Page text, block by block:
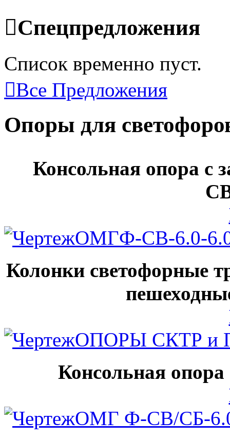
Спецпредложения
Список временно пуст.
Все Предложения
Опоры для
Консольная опора
ОМГФ-СВ-6.0-
Колонки светофорные
ОПОРЫ СКТР и
Консольная
ОМГ Ф-СВ/СБ-